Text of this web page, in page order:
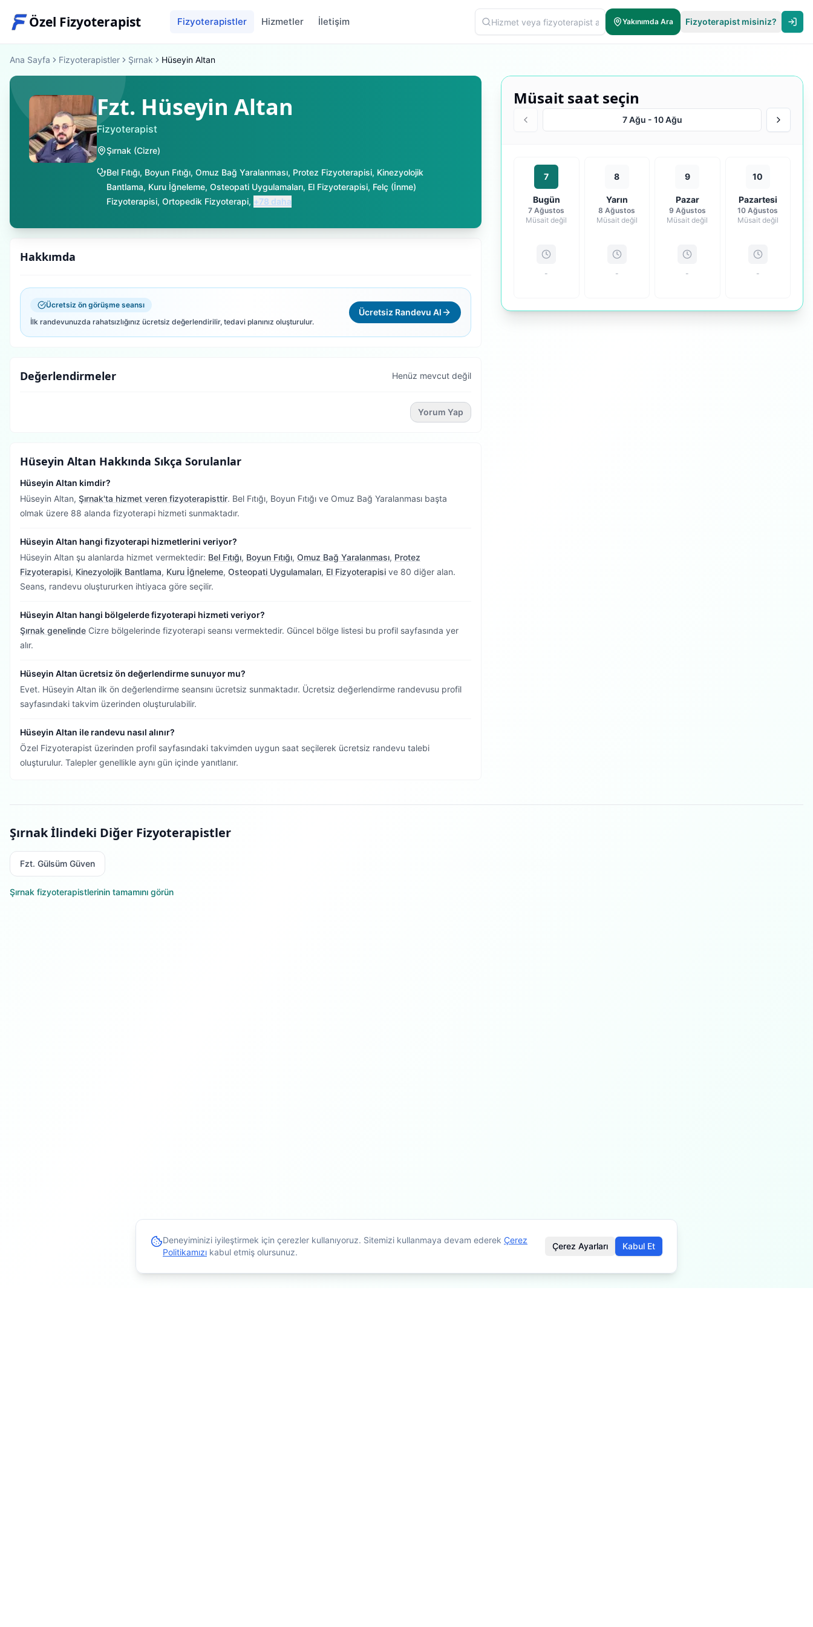
Özel Fizyoterapist Fizyoterapistler Hizmetler İletişim Yakınımda Ara Fizyoterapist misiniz?
Ana Sayfa Fizyoterapistler Şırnak Hüseyin Altan
Fzt. Hüseyin Altan
Fizyoterapist
Şırnak (Cizre)
Bel Fıtığı, Boyun Fıtığı, Omuz Bağ Yaralanması, Protez Fizyoterapisi, Kinezyolojik
Bantlama, Kuru İğneleme, Osteopati Uygulamaları, El Fizyoterapisi, Felç (İnme)
Fizyoterapisi, Ortopedik Fizyoterapi, +78 daha
Hakkımda
Ücretsiz ön görüşme seansı
İlk randevunuzda rahatsızlığınız ücretsiz değerlendirilir, tedavi planınız oluşturulur.
Ücretsiz Randevu Al
Değerlendirmeler Henüz mevcut değil
Yorum Yap
Hüseyin Altan Hakkında Sıkça Sorulanlar
Hüseyin Altan kimdir?
Hüseyin Altan, Şırnak'ta hizmet veren fizyoterapisttir. Bel Fıtığı, Boyun Fıtığı ve Omuz Bağ Yaralanması başta
olmak üzere 88 alanda fizyoterapi hizmeti sunmaktadır.
Hüseyin Altan hangi fizyoterapi hizmetlerini veriyor?
Hüseyin Altan şu alanlarda hizmet vermektedir: Bel Fıtığı, Boyun Fıtığı, Omuz Bağ Yaralanması, Protez
Fizyoterapisi, Kinezyolojik Bantlama, Kuru İğneleme, Osteopati Uygulamaları, El Fizyoterapisi ve 80 diğer alan.
Seans, randevu oluştururken ihtiyaca göre seçilir.
Hüseyin Altan hangi bölgelerde fizyoterapi hizmeti veriyor?
Şırnak genelinde Cizre bölgelerinde fizyoterapi seansı vermektedir. Güncel bölge listesi bu profil sayfasında yer
alır.
Hüseyin Altan ücretsiz ön değerlendirme sunuyor mu?
Evet. Hüseyin Altan ilk ön değerlendirme seansını ücretsiz sunmaktadır. Ücretsiz değerlendirme randevusu profil
sayfasındaki takvim üzerinden oluşturulabilir.
Hüseyin Altan ile randevu nasıl alınır?
Özel Fizyoterapist üzerinden profil sayfasındaki takvimden uygun saat seçilerek ücretsiz randevu talebi
oluşturulur. Talepler genellikle aynı gün içinde yanıtlanır.
Müsait saat seçin
7 Ağu - 10 Ağu
7
Bugün
7 Ağustos
Müsait değil
-
8
Yarın
8 Ağustos
Müsait değil
-
9
Pazar
9 Ağustos
Müsait değil
-
10
Pazartesi
10 Ağustos
Müsait değil
-
Şırnakİlindeki Diğer Fizyoterapistler
Fzt. Gülsüm Güven
Şırnak fizyoterapistlerinin tamamını görün
Deneyiminizi iyileştirmek için çerezler kullanıyoruz. Sitemizi kullanmaya devam ederek Çerez
Politikamızı kabul etmiş olursunuz.
Çerez Ayarları Kabul Et